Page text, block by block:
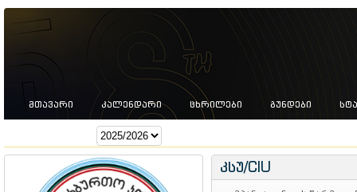
ᲛᲗᲐᲕᲐᲠᲘ ᲙᲐᲚᲔᲜᲓᲐᲠᲘ ᲪᲮᲠᲘᲚᲔᲑᲘ ᲒᲣᲜᲓᲔᲑᲘ
კსუ/CIU